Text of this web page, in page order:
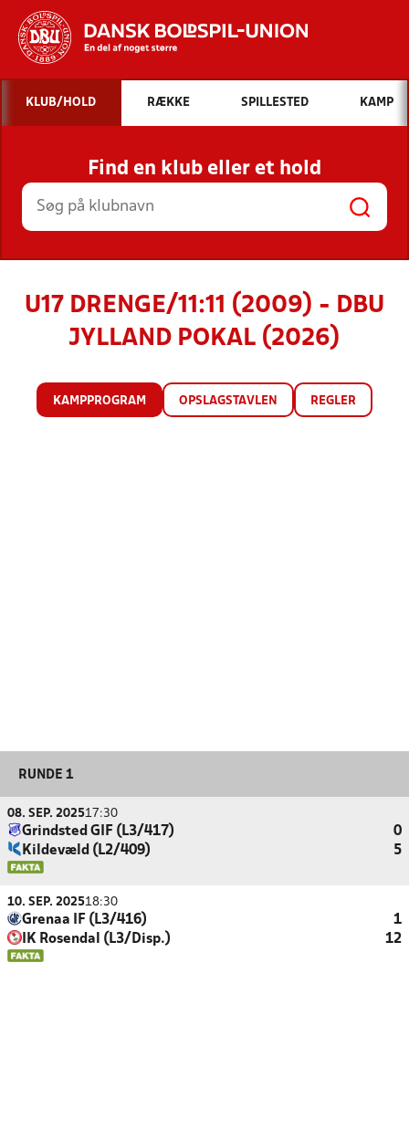
Hvad vil du søge efter?
INDHOLD OG NYHEDER
STILLINGER, RESULTATER, KLUBBER OG
HOLD
KLUB/HOLD RÆKKE SPILLESTED KAMP
Find en klub eller et hold
U17 DRENGE/11:11 (2009) - DBU
JYLLAND POKAL (2026)
KAMPPROGRAM OPSLAGSTAVLEN REGLER
RUNDE 1
08. SEP. 202517:30
Grindsted GIF (L3/417)
0
Kildevæld (L2/409)
5
10. SEP. 202518:30
Grenaa IF (L3/416)
1
IK Rosendal (L3/Disp.)
12